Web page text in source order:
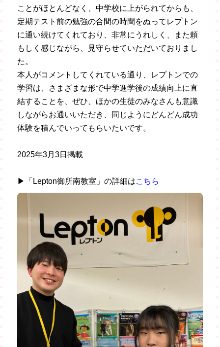
ことがほとんどなく、中学校に上がられてからも、
定期テスト前の勉強の合間の時間をぬってレプトン
に通い続けてくれており、非常にうれしく、また頼
もしく感じながら、見守らせていただいておりまし
た。
本人がコメントしてくれている通り、レプトンでの
学習は、さまざまな形で中学進学後の成績向上に直
結することを、ぜひ、ほかの生徒のみなさんも意識
しながらお通いいただき、同じようにどんどん成功
体験を積んでいってもらいたいです。
2025年3月3日掲載
▶「Lepton御所南教室」の詳細はこちら